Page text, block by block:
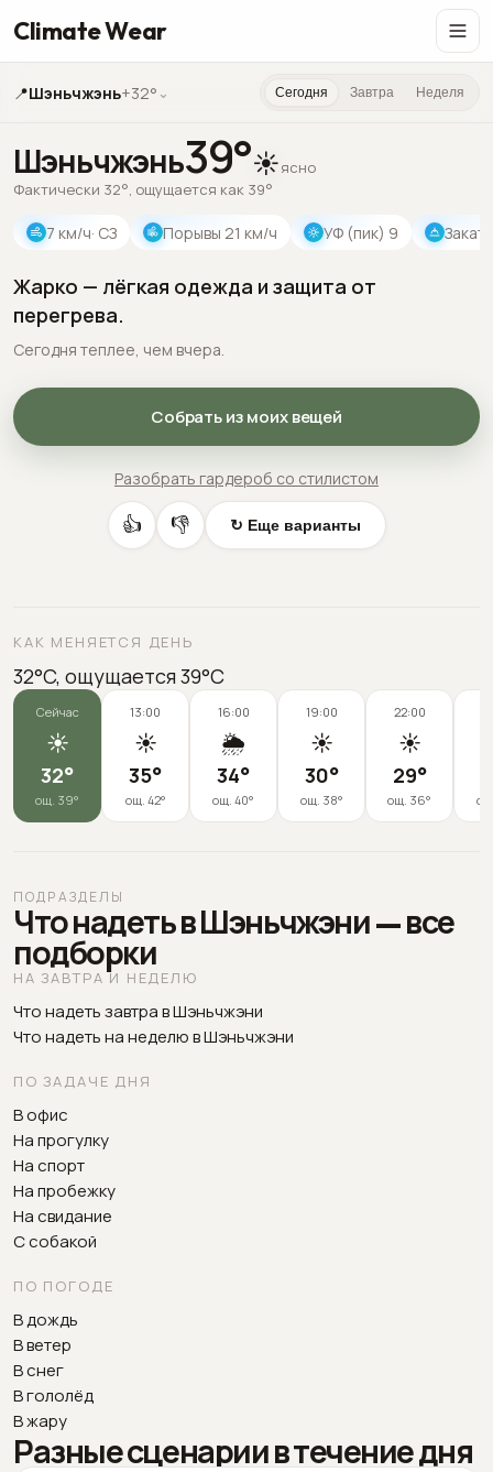
Climate Wear
📍Шэньчжэнь+32° ⌄ Сегодня Завтра Неделя
Шэньчжэнь39°☀️ясно
Фактически 32°, ощущается как 39°
7 км/ч· СЗ Порывы 21 км/ч УФ (пик) 9 Закат
Жарко — лёгкая одежда и защита от
перегрева.
Сегодня теплее, чем вчера.
Собрать из моих вещей
Разобрать гардероб со стилистом
👍 👎 ↻ Еще варианты
КАК МЕНЯЕТСЯ ДЕНЬ
32°C, ощущается 39°C
Сейчас
☀️
32°
ощ. 39°
13:00
☀️
35°
ощ. 42°
16:00
🌦️
34°
ощ. 40°
19:00
☀️
30°
ощ. 38°
22:00
☀️
29°
ощ. 36°
ПОДРАЗДЕЛЫ
Что надеть в Шэньчжэни — все
подборки
НА ЗАВТРА И НЕДЕЛЮ
Что надеть завтра в Шэньчжэни
Что надеть на неделю в Шэньчжэни
ПО ЗАДАЧЕ ДНЯ
В офис
На прогулку
На спорт
На пробежку
На свидание
С собакой
ПО ПОГОДЕ
В дождь
В ветер
В снег
В гололёд
В жару
Разные сценарии в течение дня